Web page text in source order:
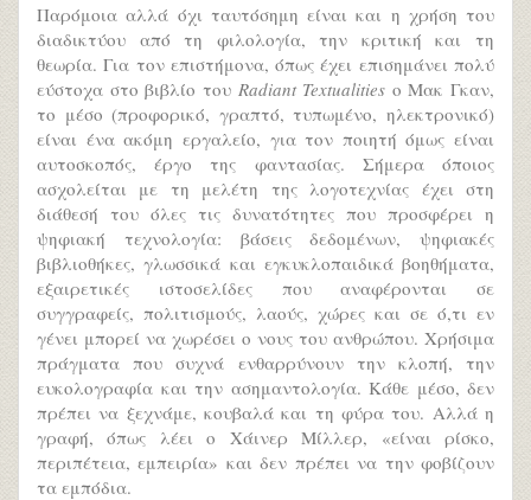
Παρόμοια αλλά όχι ταυτόσημη είναι και η χρήση του
διαδικτύου από τη φιλολογία, την κριτική και τη
θεωρία. Για τον επιστήμονα, όπως έχει επισημάνει πολύ
εύστοχα στο βιβλίο του Radiant Textualities ο Μακ Γκαν,
το μέσο (προφορικό, γραπτό, τυπωμένο, ηλεκτρονικό)
είναι ένα ακόμη εργαλείο, για τον ποιητή όμως είναι
αυτοσκοπός, έργο της φαντασίας. Σήμερα όποιος
ασχολείται με τη μελέτη της λογοτεχνίας έχει στη
διάθεσή του όλες τις δυνατότητες που προσφέρει η
ψηφιακή τεχνολογία: βάσεις δεδομένων, ψηφιακές
βιβλιοθήκες, γλωσσικά και εγκυκλοπαιδικά βοηθήματα,
εξαιρετικές ιστοσελίδες που αναφέρονται σε
συγγραφείς, πολιτισμούς, λαούς, χώρες και σε ό,τι εν
γένει μπορεί να χωρέσει ο νους του ανθρώπου. Χρήσιμα
πράγματα που συχνά ενθαρρύνουν την κλοπή, την
ευκολογραφία και την ασημαντολογία. Κάθε μέσο, δεν
πρέπει να ξεχνάμε, κουβαλά και τη φύρα του. Αλλά η
γραφή, όπως λέει ο Χάινερ Μίλλερ, «είναι ρίσκο,
περιπέτεια, εμπειρία» και δεν πρέπει να την φοβίζουν
τα εμπόδια.